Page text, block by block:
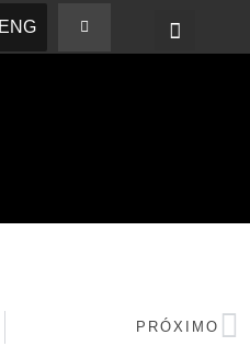
ENG
PRÓXIMO